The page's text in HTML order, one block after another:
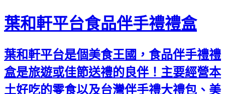
葉和軒平台食品伴手禮禮盒
葉和軒平台是個美食王國，食品伴手禮禮
盒是旅遊或佳節送禮的良伴！主要經營本
土好吃的零食以及台灣伴手禮大禮包、美